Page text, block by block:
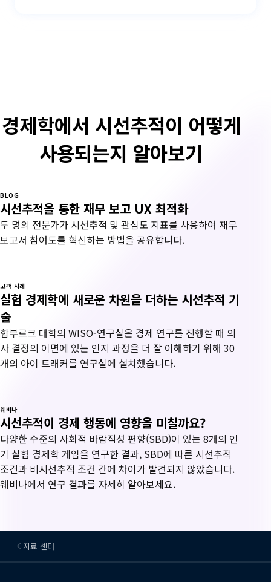
경제학에서 시선추적이 어떻게
사용되는지 알아보기
BLOG
시선추적을 통한 재무 보고 UX 최적화
두 명의 전문가가 시선추적 및 관심도 지표를 사용하여 재무
보고서 참여도를 혁신하는 방법을 공유합니다.
고객 사례
실험 경제학에 새로운 차원을 더하는 시선추적 기
술
함부르크 대학의 WISO-연구실은 경제 연구를 진행할 때 의
사 결정의 이면에 있는 인지 과정을 더 잘 이해하기 위해 30
개의 아이 트래커를 연구실에 설치했습니다.
웨비나
시선추적이 경제 행동에 영향을 미칠까요?
다양한 수준의 사회적 바람직성 편향(SBD)이 있는 8개의 인
기 실험 경제학 게임을 연구한 결과, SBD에 따른 시선추적
조건과 비시선추적 조건 간에 차이가 발견되지 않았습니다.
웨비나에서 연구 결과를 자세히 알아보세요.
자료 센터